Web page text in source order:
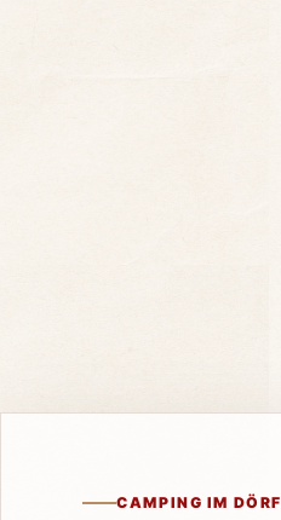
CAMPING IM